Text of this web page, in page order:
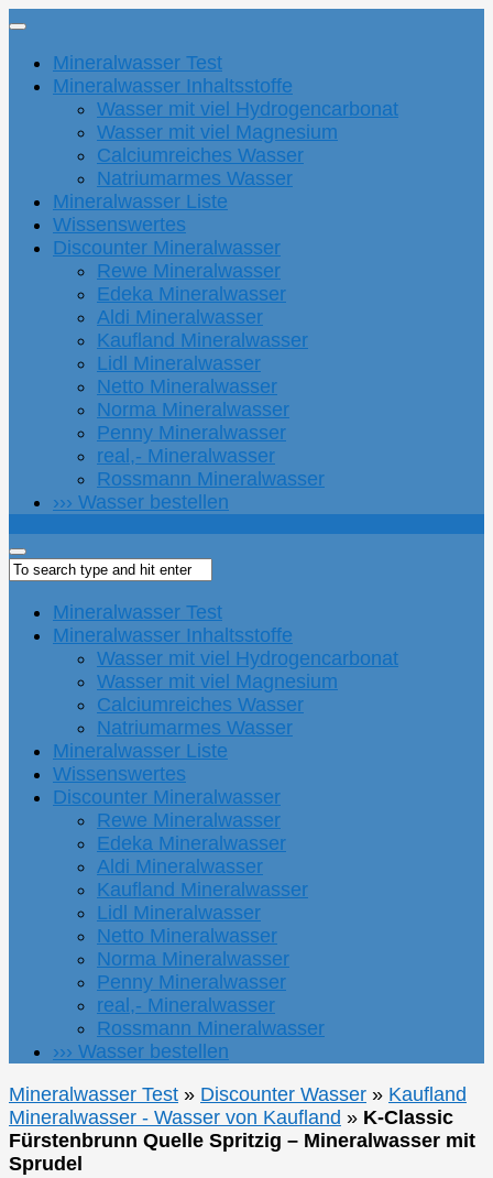
Mineralwasser Test
Mineralwasser Inhaltsstoffe
Wasser mit viel Hydrogencarbonat
Wasser mit viel Magnesium
Calciumreiches Wasser
Natriumarmes Wasser
Mineralwasser Liste
Wissenswertes
Discounter Mineralwasser
Rewe Mineralwasser
Edeka Mineralwasser
Aldi Mineralwasser
Kaufland Mineralwasser
Lidl Mineralwasser
Netto Mineralwasser
Norma Mineralwasser
Penny Mineralwasser
real,- Mineralwasser
Rossmann Mineralwasser
››› Wasser bestellen
Mineralwasser Test
Mineralwasser Inhaltsstoffe
Wasser mit viel Hydrogencarbonat
Wasser mit viel Magnesium
Calciumreiches Wasser
Natriumarmes Wasser
Mineralwasser Liste
Wissenswertes
Discounter Mineralwasser
Rewe Mineralwasser
Edeka Mineralwasser
Aldi Mineralwasser
Kaufland Mineralwasser
Lidl Mineralwasser
Netto Mineralwasser
Norma Mineralwasser
Penny Mineralwasser
real,- Mineralwasser
Rossmann Mineralwasser
››› Wasser bestellen
Mineralwasser Test » Discounter Wasser » Kaufland
Mineralwasser - Wasser von Kaufland » K-Classic
Fürstenbrunn Quelle Spritzig – Mineralwasser mit
Sprudel